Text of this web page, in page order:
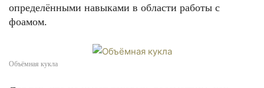
определёнными навыками в области работы с
фоамом.
Объёмная кукла